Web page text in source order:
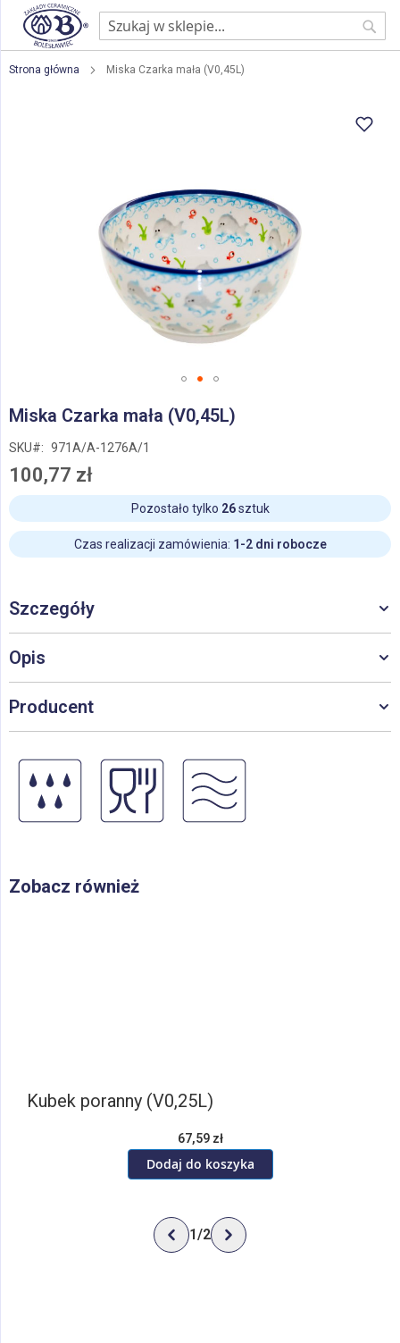
Strona główna Miska Czarka mała (V0,45L)
na
galerii
Miska Czarka mała (V0,45L)
SKU 971A/A-1276A/1
100,77 zł
Pozostało tylko 26sztuk
Czas realizacji zamówienia: 1-2 dni robocze
Szczegóły
Opis
Producent
Zobacz również
Kubek poranny (V0,25L)
67,59 zł
Dodaj do koszyka
1/2